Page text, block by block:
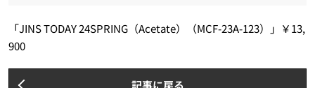
「JINS TODAY 24SPRING（Acetate）（MCF-23A-123）」￥13,
900
記事に戻る